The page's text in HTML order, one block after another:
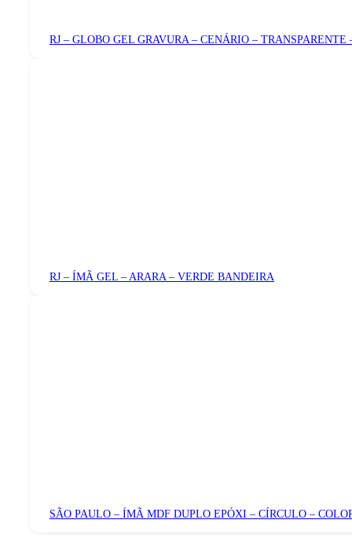
RJ – GLOBO GEL GRAVURA – CENÁRIO – TRANSPARENTE
RJ – ÍMÃ GEL – ARARA – VERDE BANDEIRA
SÃO PAULO – ÍMÃ MDF DUPLO EPÓXI – CÍRCULO –